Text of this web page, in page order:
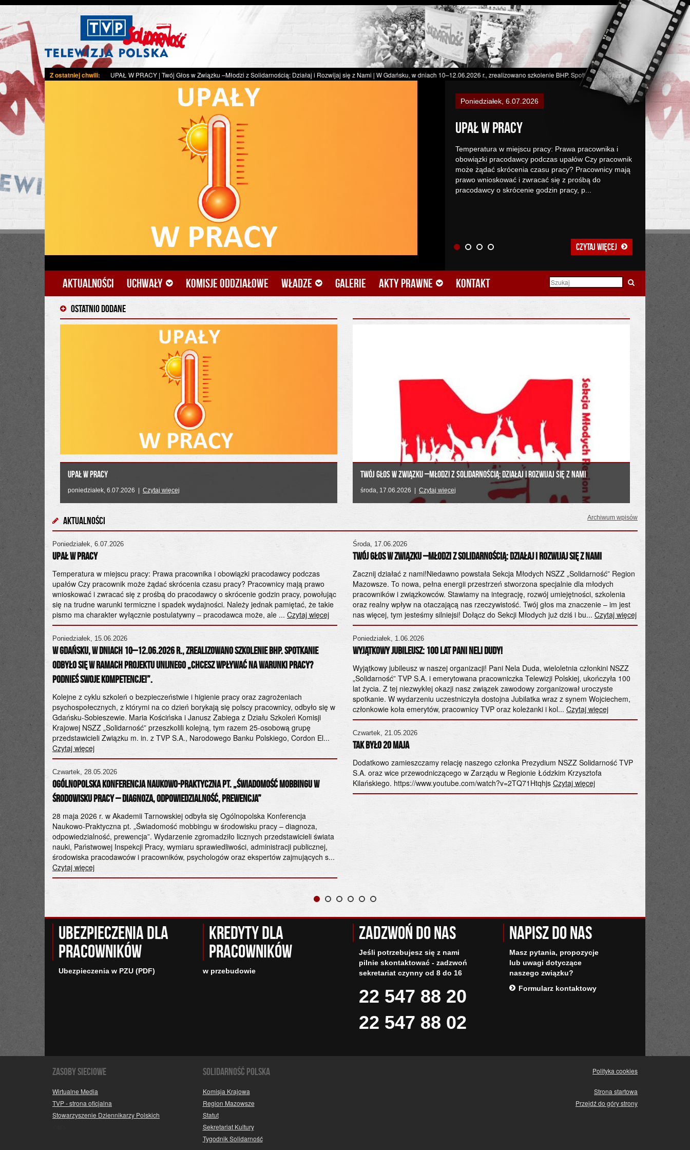
Z ostatniej chwili:
UPAŁ W PRACY| Twój Głos w Związku –Młodzi z Solidarnością: Działaj i Rozwijaj się z Nami|W Gdańsku, w dniach 10–12.06.2026 r., zrealizowano szkolenie BHP. Spotkanie odbyło się w ramach projektu unijnego
Środa, 17.06.2026
Twój Głos w Związku –Młodzi z
Solidarnością: Działaj i Rozwijaj
się z Nami
Zacznij działać z nami!Niedawno powstała Sekcja
Młodych NSZZ „Solidarność” Region Mazowsze. To
Czytaj więcej
Aktualności Uchwały Komisje oddziałowe Władze Galerie Akty prawne Kontakt
Ostatnio dodane
UPAŁ W PRACY
poniedziałek, 6.07.2026 | Czytaj więcej
Twój Głos w Związku –Młodzi z Solidarnością: Działaj i Rozwijaj się z Nami
środa, 17.06.2026 | Czytaj więcej
Aktualności Archiwum wpisów
roku ma
się z
ministry
w stanie
kategorii –
2023
w stanie
Nie ustalenie
Poniedziałek, 6.07.2026
UPAŁ W PRACY
Temperatura w miejscu pracy: Prawa pracownika i obowiązki pracodawcy podczas
upałów Czy pracownik może żądać skrócenia czasu pracy? Pracownicy mają prawo
wnioskować i zwracać się z prośbą do pracodawcy o skrócenie godzin pracy, powołując
się na trudne warunki termiczne i spadek wydajności. Należy jednak pamiętać, że takie
pismo ma charakter wyłącznie postulatywny – pracodawca może, ale ... Czytaj więcej
Poniedziałek, 15.06.2026
W Gdańsku, w dniach 10–12.06.2026 r., zrealizowano szkolenie BHP. Spotkanie
odbyło się w ramach projektu unijnego „Chcesz wpływać na warunki pracy?
Podnieś swoje kompetencje!”.
Kolejne z cyklu szkoleń o bezpieczeństwie i higienie pracy oraz zagrożeniach
psychospołecznych, z którymi na co dzień borykają się polscy pracownicy, odbyło się w
Gdańsku-Sobieszewie. Maria Kościńska i Janusz Zabiega z Działu Szkoleń Komisji
Krajowej NSZZ „Solidarność” przeszkolili kolejną, tym razem 25-osobową grupę
przedstawicieli Związku m. in. z TVP S.A., Narodowego Banku Polskiego, Cordon El...
Czytaj więcej
Czwartek, 28.05.2026
Ogólnopolska Konferencja Naukowo-Praktyczna pt. „Świadomość mobbingu w
środowisku pracy – diagnoza, odpowiedzialność, prewencja”
28 maja 2026 r. w Akademii Tarnowskiej odbyła się Ogólnopolska Konferencja
Naukowo-Praktyczna pt. „Świadomość mobbingu w środowisku pracy – diagnoza,
odpowiedzialność, prewencja”. Wydarzenie zgromadziło licznych przedstawicieli świata
nauki, Państwowej Inspekcji Pracy, wymiaru sprawiedliwości, administracji publicznej,
środowiska pracodawców i pracowników, psychologów oraz ekspertów zajmujących s...
Czytaj więcej
Środa, 17.06.2026
Twój Głos w Związku –Młodzi z Solidarnością: Działaj i Rozwijaj się z Nami
Zacznij działać z nami!Niedawno powstała Sekcja Młodych NSZZ „Solidarność” Region
Mazowsze. To nowa, pełna energii przestrzeń stworzona specjalnie dla młodych
pracowników i związkowców. Stawiamy na integrację, rozwój umiejętności, szkolenia
oraz realny wpływ na otaczającą nas rzeczywistość. Twój głos ma znaczenie – im jest
nas więcej, tym jesteśmy silniejsi! Dołącz do Sekcji Młodych już dziś i bu... Czytaj więcej
Poniedziałek, 1.06.2026
Wyjątkowy Jubileusz: 100 lat Pani Neli Dudy!
Wyjątkowy jubileusz w naszej organizacji! Pani Nela Duda, wieloletnia członkini NSZZ
„Solidarność” TVP S.A. i emerytowana pracowniczka Telewizji Polskiej, ukończyła 100
lat życia. Z tej niezwykłej okazji nasz związek zawodowy zorganizował uroczyste
spotkanie. W wydarzeniu uczestniczyła dostojna Jubilatka wraz z synem Wojciechem,
członkowie koła emerytów, pracownicy TVP oraz koleżanki i kol... Czytaj więcej
Czwartek, 21.05.2026
tak było 20 maja
Dodatkowo zamieszczamy relację naszego członka Prezydium NSZZ Solidarność TVP
S.A. oraz wice przewodniczącego w Zarządu w Regionie Łódzkim Krzysztofa
Kilańskiego. https://www.youtube.com/watch?v=2TQ71Htqhjs Czytaj więcej
20 MAJA 2026
„Solidarność”
Krakowskie
Czytaj więcej
Spotkanie z
Dariuszem
Bartłomiej
rozmów
mobilizację
życzenia od
Ubezpieczenia dla
pracowników
Ubezpieczenia w PZU (PDF)
Kredyty dla
pracowników
w przebudowie
Zadzwoń do nas
Jeśli potrzebujesz się z nami
pilnie skontaktować - zadzwoń
sekretariat czynny od 8 do 16
22 547 88 20
22 547 88 02
Napisz do nas
Masz pytania, propozycje
lub uwagi dotyczące
naszego związku?
Formularz kontaktowy
Zasoby sieciowe
Wirtualne Media
TVP - strona oficjalna
Stowarzyszenie Dziennikarzy Polskich
SOLIDARNOŚĆ POLSKA
Komisja Krajowa
Region Mazowsze
Statut
Sekretariat Kultury
Tygodnik Solidarność
Polityka cookies
Strona startowa
Przejdź do góry strony